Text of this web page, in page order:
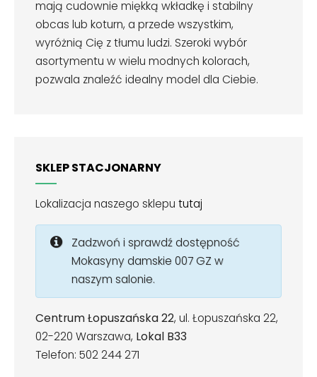
mają cudownie miękką wkładkę i stabilny
obcas lub koturn, a przede wszystkim,
wyróżnią Cię z tłumu ludzi. Szeroki wybór
asortymentu w wielu modnych kolorach,
pozwala znaleźć idealny model dla Ciebie.
SKLEP STACJONARNY
Lokalizacja naszego sklepu tutaj
Zadzwoń i sprawdź dostępność
Mokasyny damskie 007 GZ w
naszym salonie.
Centrum Łopuszańska 22, ul. Łopuszańska 22,
02-220 Warszawa, Lokal B33
Telefon: 502 244 271